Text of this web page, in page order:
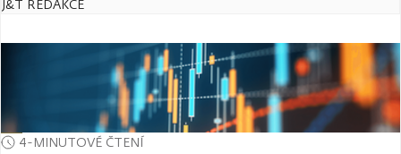
J&T REDAKCE
4-MINUTOVÉ ČTENÍ